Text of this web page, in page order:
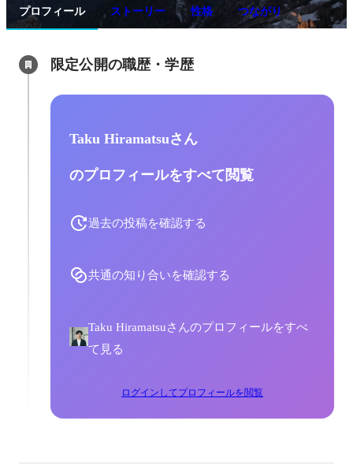
プロフィール ストーリー 性格 つながり
限定公開の職歴・学歴
Taku Hiramatsuさん
のプロフィールをすべて閲覧
過去の投稿を確認する
共通の知り合いを確認する
Taku Hiramatsuさんのプロフィールをすべ
て見る
ログインしてプロフィールを閲覧